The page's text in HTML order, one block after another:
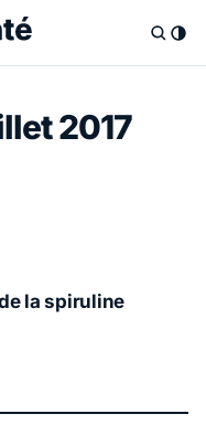
2017
la spiruline